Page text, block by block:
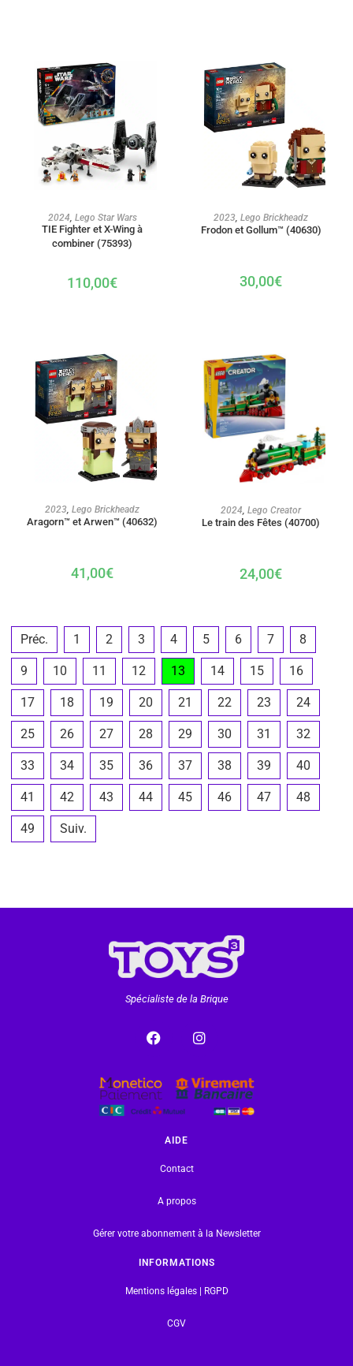
2024 Lego Star Wars
TIE Fighter et X-Wing à
combiner (75393)
110,00€
AJOUTER AU PANIER
2023 Lego Brickheadz
Frodon et Gollum™ (40630)
30,00€
AJOUTER AU PANIER
2023, Lego Brickheadz
Aragorn™ et Arwen™ (40632)
41,00€
AJOUTER AU PANIER
2024 Lego Creator
Le train des Fêtes (40700)
24,00€
Préc. 1 2 3 4 5 6 7 8
9 10 11 12 13 14 15 16
17 18 19 20 21 22 23 24
25 26 27 28 29 30 31 32
33 34 35 36 37 38 39 40
41 42 43 44 45 46 47 48
49 Suiv.
Spécialiste de la Brique
AIDE
Contact
A propos
Gérer votre abonnement à la Newsletter
INFORMATIONS
Mentions légales | RGPD
CGV